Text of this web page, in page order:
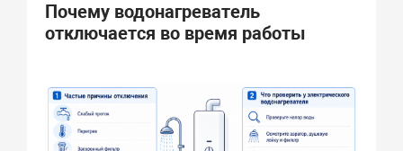
Почему водонагреватель
отключается во время работы